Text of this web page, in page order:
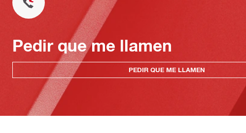
Pedir que me llamen
PEDIR QUE ME LLAMEN